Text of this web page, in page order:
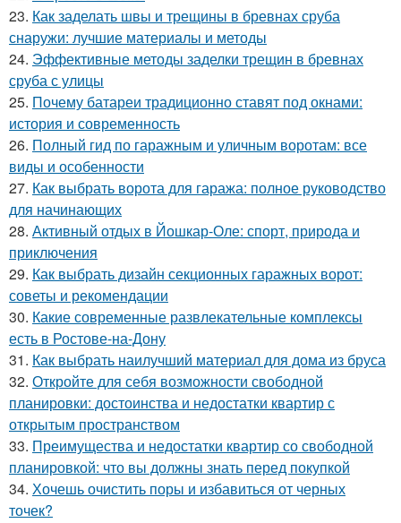
23. Как заделать швы и трещины в бревнах сруба
снаружи: лучшие материалы и методы
24. Эффективные методы заделки трещин в бревнах
сруба с улицы
25. Почему батареи традиционно ставят под окнами:
история и современность
26. Полный гид по гаражным и уличным воротам: все
виды и особенности
27. Как выбрать ворота для гаража: полное руководство
для начинающих
28. Активный отдых в Йошкар-Оле: спорт, природа и
приключения
29. Как выбрать дизайн секционных гаражных ворот:
советы и рекомендации
30. Какие современные развлекательные комплексы
есть в Ростове-на-Дону
31. Как выбрать наилучший материал для дома из бруса
32. Откройте для себя возможности свободной
планировки: достоинства и недостатки квартир с
открытым пространством
33. Преимущества и недостатки квартир со свободной
планировкой: что вы должны знать перед покупкой
34. Хочешь очистить поры и избавиться от черных
точек?